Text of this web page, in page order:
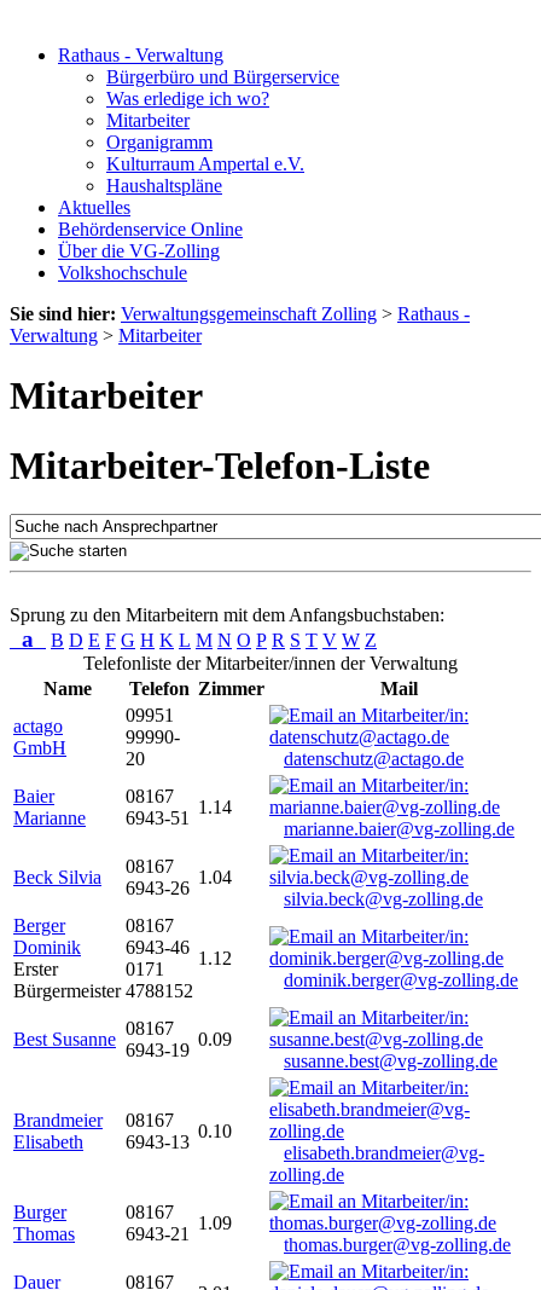
Rathaus - Verwaltung
Bürgerbüro und Bürgerservice
Was erledige ich wo?
Mitarbeiter
Organigramm
Kulturraum Ampertal e.V.
Haushaltspläne
Aktuelles
Behördenservice Online
Über die VG-Zolling
Volkshochschule
Sie sind hier: Verwaltungsgemeinschaft Zolling > Rathaus -
Verwaltung > Mitarbeiter
Mitarbeiter
Mitarbeiter-Telefon-Liste
Sprung zu den Mitarbeitern mit dem Anfangsbuchstaben:
a B D E F G H K L M N O P R S T V W Z
Telefonliste der Mitarbeiter/innen der Verwaltung
Name
Telefon Zimmer
Mail
actago
GmbH
09951
99990-
20
datenschutz@actago.de
Baier
Marianne
08167
6943-51
1.14
marianne.baier@vg-zolling.de
Beck Silvia
08167
6943-26
1.04
silvia.beck@vg-zolling.de
Berger
Dominik
Erster
Bürgermeister
08167
6943-46
0171
4788152
1.12
dominik.berger@vg-zolling.de
Best Susanne
08167
6943-19
0.09
susanne.best@vg-zolling.de
Brandmeier
Elisabeth
08167
6943-13
0.10
elisabeth.brandmeier@vg-
zolling.de
Burger
Thomas
08167
6943-21
1.09
thomas.burger@vg-zolling.de
Dauer
08167